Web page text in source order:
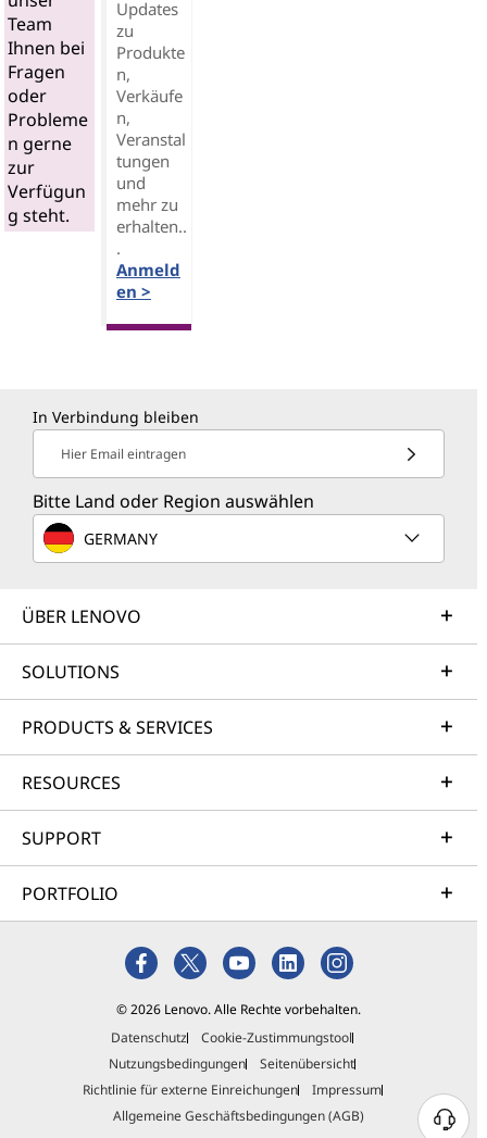
Team
Ihnen bei
Fragen
oder
Probleme
n gerne
zur
Verfügun
g steht.
Updates
zu
Produkte
n,
Verkäufe
n,
Veranstal
tungen
und
mehr zu
erhalten..
.
Anmeld
en >
In Verbindung bleiben
Hier Email eintragen
Bitte Land oder Region auswählen
GERMANY
ÜBER LENOVO
SOLUTIONS
PRODUCTS & SERVICES
RESOURCES
SUPPORT
PORTFOLIO
© 2026 Lenovo. Alle Rechte vorbehalten.
Datenschutz
Cookie-Zustimmungstool
Nutzungsbedingungen
Seitenübersicht
Richtlinie für externe Einreichungen
Impressum
Allgemeine Geschäftsbedingungen (AGB)